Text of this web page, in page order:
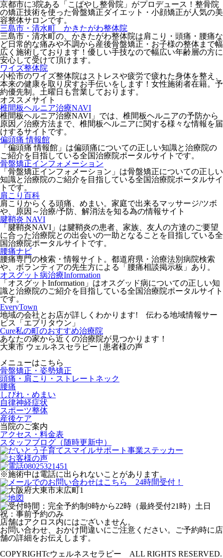
京都市に3院ある「こばやし整骨院」がプロデュース！整骨院
の矯正技術を使った骨盤矯正ダイエット・小顔矯正が人気の美
容整体サロンです。
三島市・清水町 かきたがわ整体院
三島市・清水町の、かきたがわ整体院は肩こり・頭痛・腰痛な
ど日常的な痛みや不調から産後骨盤矯正・お子様の整体まで幅
広く施術しております！優しい手技なので幅広い年齢層の方に
安心して受けて頂けます。
ワイズ整体院
小松市のワイズ整体院はストレスや疲労で疲れた身体を整え、
本来の健康を取り戻すお手伝いをします！女性施術者在籍。予
約優先制。土曜日も営業しております。
オススメサイト
椎間板ヘルニア治療NAVI
椎間板ヘルニア治療NAVI」では、椎間板ヘルニアの予防から
原因／治療方法まで、椎間板ヘルニアに関する様々な情報を届
けするサイトです。
偏頭痛 情報館
「偏頭痛 情報館」は偏頭痛についての正しい知識と治療院の
ご紹介を目指している全国治療院ポータルサイトです。
骨盤矯正インフォメーション
「骨盤矯正インフォメーション」は骨盤矯正についての正しい
知識と治療院のご紹介を目指している全国治療院ポータルサイ
トです。
肩こり百科
肩こりからくる頭痛、めまい。家庭で出来るマッサージ/ツボ
や、原因～治療/予防、解消法を知る為の情報サイト
腱鞘炎 NAVI
「腱鞘炎NAVI」は腱鞘炎の患者、家族、友人の方達のご要望
に合った治療院との出会いの一助となることを目指している全
国治療院ポータルサイトです。
腰痛ナビ
腰痛専門の検索・情報サイト。都道府県・治療法別病院検索
や、ボランティアの先生方による「腰痛相談掲示板」あり。
オスグット病治療Information
「オスグットInformation」はオスグッド病についての正しい知
識と治療院のご紹介を目指している全国治療院ポータルサイト
です。
EveryTown
地域の会社とお店が詳しくわかります! 伝わる地域情報サー
ビス「エブリタウン」
Cure私の町のおすすめ治療院
あなたの家から近くの治療院が見つかります！
大東市 ウェルネスセラピー | 患者様の声
メニューはこちら
骨盤矯正・姿勢矯正
頭痛・肩こり・ストレートネック
腰痛
しびれ・めまい
自律神経症状
スポーツ整体
産後ケア
当院のご案内
アクセス・料金表
スタッフブログ（随時更新中）
※施術中は電話に出られないことがあります。
店舗はアクロス内にはございません。
お問い合わせ、おかけ間違いにご注意ください。ご予約時に店
舗の詳細をお伝えします。
COPYRIGHTcウェルネスセラピー ALL RIGHTS RESERVED.